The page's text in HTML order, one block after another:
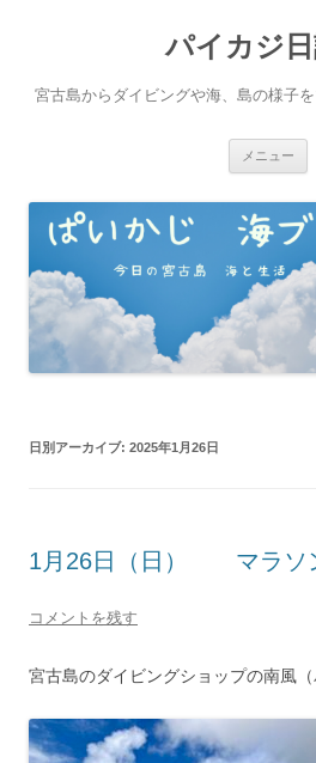
パイカジ
宮古島からダイビングや海、島の様子
メニュー
ツ
プ
日別アーカイブ: 2025年1月26日
1月26日（日） マラソ
コメントを残す
宮古島のダイビングショップの南風（